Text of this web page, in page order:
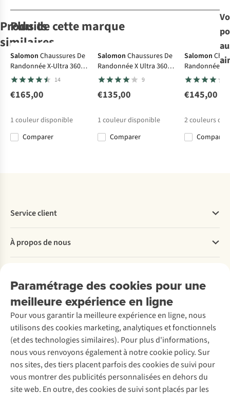
Produits
similaires
Ultraléger
Merrell
Chaussures De
Trail Agility
Ultraléger
On
Chaussures
De Trail
Cloudvista 2
Gore-Tex
LOWA
Chaussures De
Trail Amplux 2
Gore-Tex
Salomon
Chaussures De
Trail Xa Pro 3D
V9 GTX
Plus de cette marque
Gore-Tex
Salomon Chaussures De
Randonnée X-Ultra 360
Mid GTX
14
€165,00
1 couleur disponible
Comparer
Salomon Chaussures De
Randonnée X Ultra 360
Edge
9
€135,00
1 couleur disponible
Comparer
Gore-
Salomon
Randonnée X
GTX
€145,00
2couleurs
Comparer
Paramétrage des cookies pour une
meilleure expérience en ligne
Pour vous garantir la meilleure expérience en ligne, nous
utilisons des cookies marketing, analytiques et fonctionnels
(et des technologies similaires). Pour plus d'informations,
nous vous renvoyons également à notre cookie policy. Sur
nos sites, des tiers placent parfois des cookies de suivi pour
vous montrer des publicités personnalisées en dehors du
site web. En outre, des cookies de suivi sont placés par les
Service client
Commander
Payer
Retourner
Rétractation d'une commande
Entretien & réparations
Garantie
Contactez-nous
À propos de nous
Entreprise responsable
À propos d’Ayacucho
Nos magasins
À propos d’A.S.Adventure
Déclaration d'accessibilité
Location / Location sports d’hiver
Seconde-main
Entretien de ski
Service de lavage
Entretien de chaussures
Réparation de chaussures
Réparation de vêtements
Retouches
Découvrez
A.S.Magazine
Explore Camp
Expertise & conseils
Abonnez-vous à la newsletter